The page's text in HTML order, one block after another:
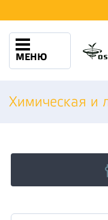
МЕНЮ
Химическая и